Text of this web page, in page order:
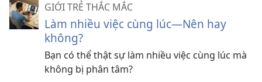
GIỚI TRẺ THẮC MẮC
Làm nhiều việc cùng lúc—Nên hay
không?
Bạn có thể thật sự làm nhiều việc cùng lúc mà
không bị phân tâm?